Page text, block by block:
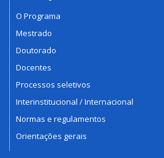
O Programa
Mestrado
Doutorado
Docentes
Processos seletivos
Interinstitucional / Internacional
Normas e regulamentos
Orientações gerais